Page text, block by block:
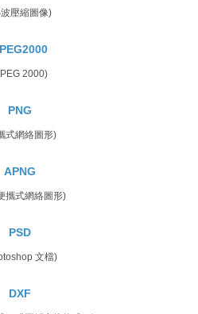
壓縮圖像)
2000)
PNG
式網絡圖形)
APNG
攜式網絡圖形)
PSD
文檔)
DXF